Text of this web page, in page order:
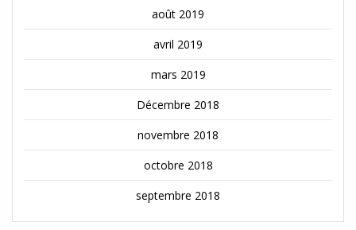
août 2019
avril 2019
mars 2019
Décembre 2018
novembre 2018
octobre 2018
septembre 2018